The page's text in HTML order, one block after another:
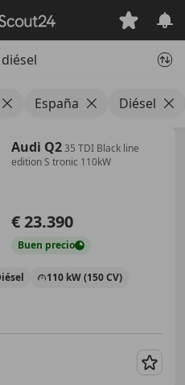
España Diésel
Audi Q235 TDI Black line
edition S tronic 110kW
€ 23.390
Buen precio
110 kW (150 CV)